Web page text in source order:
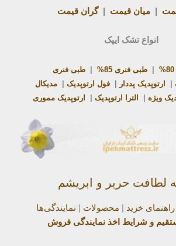
| میان قیمت |گران قیمت
انواع تشک ایپک
| طبی فنری 85% | طبی فنری
| ارتوپدیک پددار |فول ارتوپدیک |مدیکال
ویژه | الترا ارتوپدیک | ارتوپدیک مموری
لطافت حریر و ابریشم
راهنمای خرید | محصولات | نمایندگی‌ها
و شرایط اخذ نمایندگی فروش